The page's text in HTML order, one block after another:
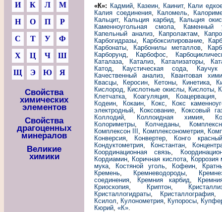
И
К Л
М
Н
О П
Р
С
Т У
Ф
Х
Ц Ч
Ш
Щ
Э Ю Я
Свойства
химических
элементов
Свойства
драгоценных
минералов
Великие
химики
«К»: Кадмий, Казеин, Каинит, Кали
Калия соединения, Каломель,
Кальцит, Кальция карбид,
Кальция
Каменноугольная смола,
Каменный
Капельный анализ, Капролактам,
Карбогидразы, Карбоксилирование,
Карбонаты, Карбонилы металлов,
Карборунд, Карбофос,
Каталаза, Катализ, Катализаторы,
Катод, Каустическая сода,
Качественный анализ,
Квантовая
Квасцы, Керосин, Кетоны, Кинетика,
Кислород, Кислотные окислы, Кислоты,
Клетчатка, Коагуляция, Коацервация
Кодеин, Кокаин, Кокс,
Кокс
электродный, Коксование,
Коксовый
Коллодий, Коллоидная химия,
Колориметры, Колчеданы,
Комплексон III , Комплексонометрия,
Конверсия, Конвертер,
Конго красный
Кондуктометрия, Константан,
Координационная связь,
Кордиамин, Коричная кислота, Коррозия
мука, Костяной уголь, Кофеин,
Кремень, Кремневодороды,
соединения, Кремния карбид,
Криоскопия, Криптон,
Кристаллогидраты, Кристаллография
Ксилол, Кулонометрия, Купоросы,
Кюрий, «К».